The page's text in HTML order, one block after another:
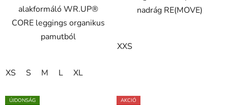
alakformáló WR.UP®
CORE leggings organikus
pamutból
XS S M L XL
nadrág RE(MOVE)
XXS
ÚJDONSÁG
AKCIÓ